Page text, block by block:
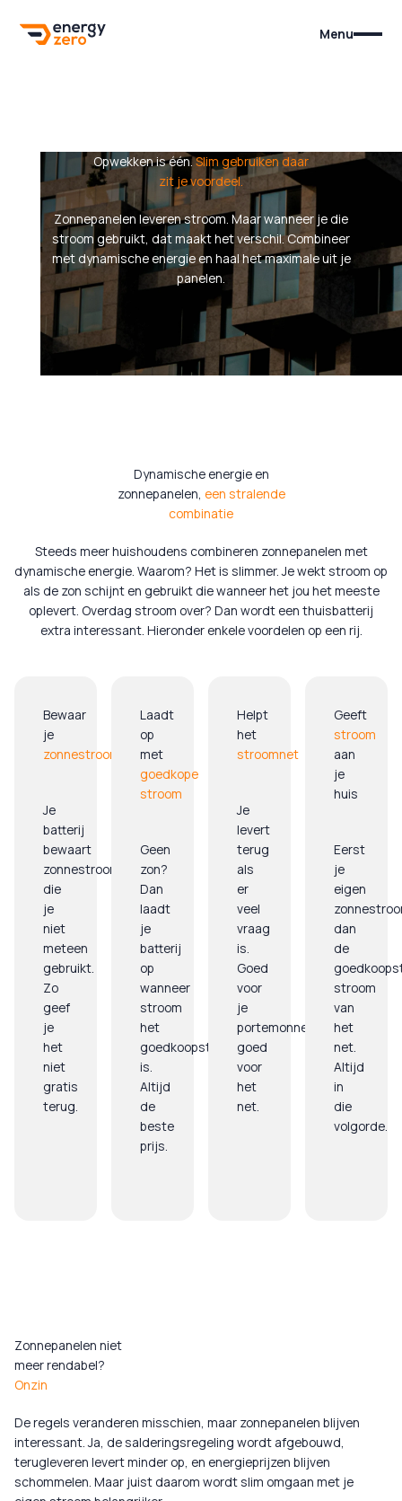
Menu
Opwekken is één.Slim gebruiken daar
zit je voordeel.
Zonnepanelen leveren stroom. Maar wanneer je die
stroom gebruikt, dat maakt het verschil. Combineer
met dynamische energie en haal het maximale uit je
panelen.
Dynamische energie en
zonnepanelen, een stralende
combinatie
Steeds meer huishoudens combineren zonnepanelen met
dynamische energie. Waarom? Het is slimmer. Je wekt stroom op
als de zon schijnt en gebruikt die wanneer het jou het meeste
oplevert. Overdag stroom over? Dan wordt een thuisbatterij
extra interessant. Hieronder enkele voordelen op een rij.
Bewaar
je
zonnestroom
Je
batterij
bewaart
zonnestroom
die
je
niet
meteen
gebruikt.
Zo
geef
je
het
niet
gratis
terug.
Laadt
op
met
goedkope
stroom
Geen
zon?
Dan
laadt
je
batterij
op
wanneer
stroom
het
goedkoopst
is.
Altijd
de
beste
prijs.
Helpt
het
stroomnet
Je
levert
terug
als
er
veel
vraag
is.
Goed
voor
je
portemonnee,
goed
voor
het
net.
Geeft
stroom
aan
je
huis
Eerst
je
eigen
dan
de
stroom
van
het
net.
Altijd
in
die
volgorde.
Zonnepanelen niet
meer rendabel?
Onzin
De regels veranderen misschien, maar zonnepanelen blijven
interessant. Ja, de salderingsregeling wordt afgebouwd,
terugleveren levert minder op, en energieprijzen blijven
schommelen. Maar juist daarom wordt slim omgaan met je